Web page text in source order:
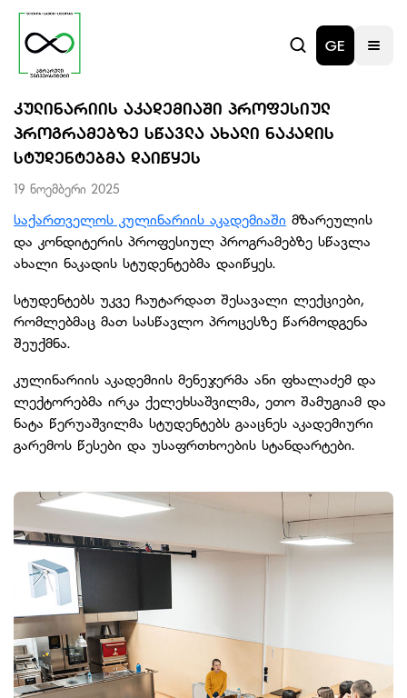
GE
ᲙᲣᲚᲘᲜᲐᲠᲘᲘᲡ ᲐᲙᲐᲓᲔᲛᲘᲐᲨᲘ ᲞᲠᲝᲤᲔᲡᲘᲣᲚ
ᲞᲠᲝᲒᲠᲐᲛᲔᲑᲖᲔ ᲡᲬᲐᲕᲚᲐ ᲐᲮᲐᲚᲘ ᲜᲐᲙᲐᲓᲘᲡ
ᲡᲢᲣᲓᲔᲜᲢᲔᲑᲛᲐ ᲓᲐᲘᲬᲧᲔᲡ
19 ნოემბერი 2025
საქართველოს კულინარიის აკადემიაში მზარეულის
და კონდიტერის პროფესიულ პროგრამებზე სწავლა
ახალი ნაკადის სტუდენტებმა დაიწყეს.
სტუდენტებს უკვე ჩაუტარდათ შესავალი ლექციები,
რომლებმაც მათ სასწავლო პროცესზე წარმოდგენა
შეუქმნა.
კულინარიის აკადემიის მენეჯერმა ანი ფხალაძემ და
ლექტორებმა ირკა ქელეხსაშვილმა, ეთო შამუგიამ და
ნატა წერუაშვილმა სტუდენტებს გააცნეს აკადემიური
გარემოს წესები და უსაფრთხოების სტანდარტები.